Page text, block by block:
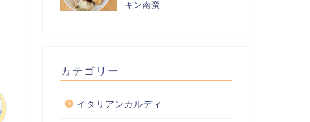
キン南蛮
カテゴリー
イタリアンカルディ